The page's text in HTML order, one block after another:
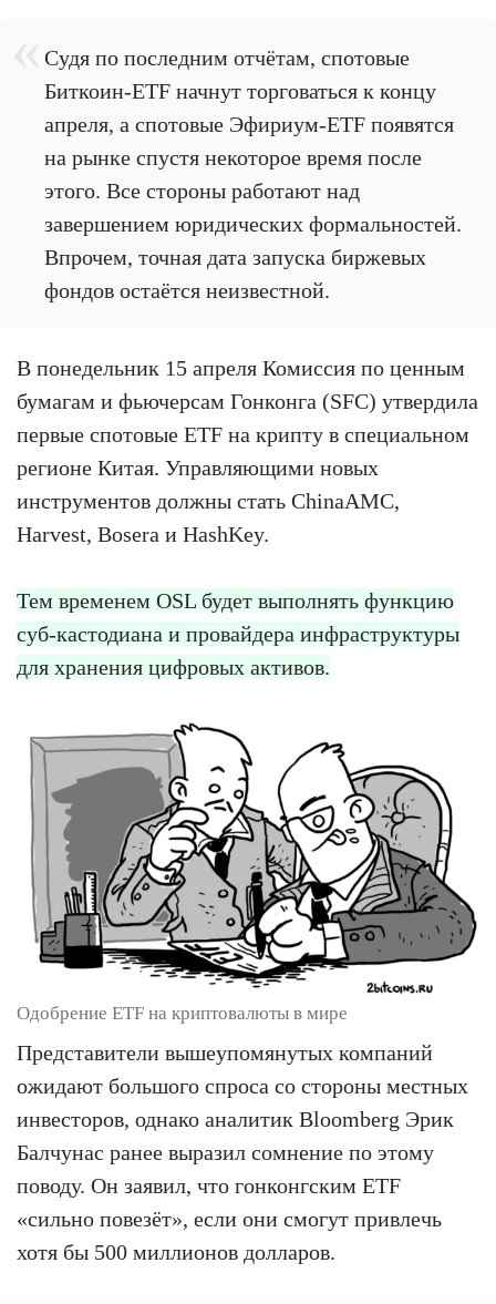
Судя по последним отчётам, спотовые
Биткоин-ETF начнут торговаться к концу
апреля, а спотовые Эфириум-ETF появятся
на рынке спустя некоторое время после
этого. Все стороны работают над
завершением юридических формальностей.
Впрочем, точная дата запуска биржевых
фондов остаётся неизвестной.
В понедельник 15 апреля Комиссия по ценным
бумагам и фьючерсам Гонконга (SFC) утвердила
первые спотовые ETF на крипту в специальном
регионе Китая. Управляющими новых
инструментов должны стать ChinaAMC,
Harvest, Bosera и HashKey.
Тем временем OSL будет выполнять функцию
суб-кастодиана и провайдера инфраструктуры
для хранения цифровых активов.
Одобрение ETF на криптовалюты в мире
Представители вышеупомянутых компаний
ожидают большого спроса со стороны местных
инвесторов, однако аналитик Bloomberg Эрик
Балчунас ранее выразил сомнение по этому
поводу. Он заявил, что гонконгским ETF
«сильно повезёт», если они смогут привлечь
хотя бы 500 миллионов долларов.